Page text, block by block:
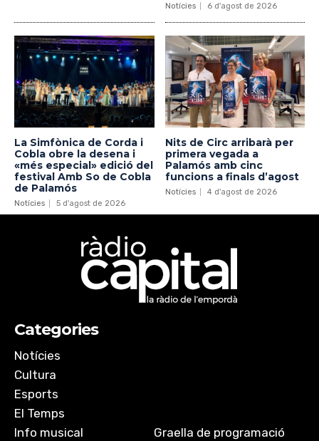
Notícies 6 d'agost de 2026
La Simfònica de Corda i
Cobla obre la desena i
«més especial» edició del
festival Amb So de Cobla
de Palamós
Notícies 5 d'agost de 2026
Nits de Circ arribarà per
primera vegada a
Palamós amb cinc
funcions a finals d’agost
Notícies 4 d'agost de 2026
Categories
Notícies
Cultura
Esports
El Temps
Info musical
Graella de programació